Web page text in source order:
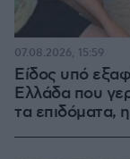
Είδος υπό
Ελλάδα που
τα επιδόματα,
07.08.2026, 15:59